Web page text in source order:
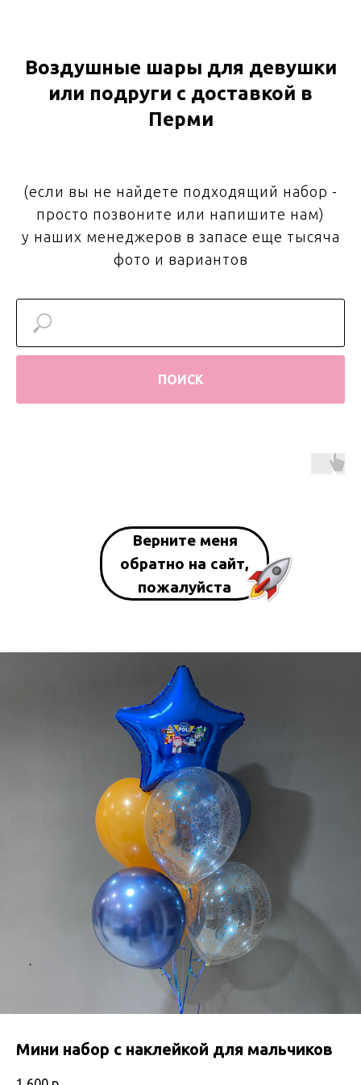
Воздушные шары для девушки
или подруги с доставкой в
Перми
(если вы не найдете подходящий набор -
просто позвоните или напишите нам)
у наших менеджеров в запасе еще тысяча
фото и вариантов
ПОИСК
Верните меня
обратно на сайт,
пожалуйста
Мини набор с наклейкой для мальчиков